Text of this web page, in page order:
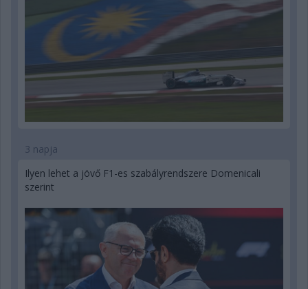
3 napja
Ilyen lehet a jövő F1-es szabályrendszere Domenicali
szerint